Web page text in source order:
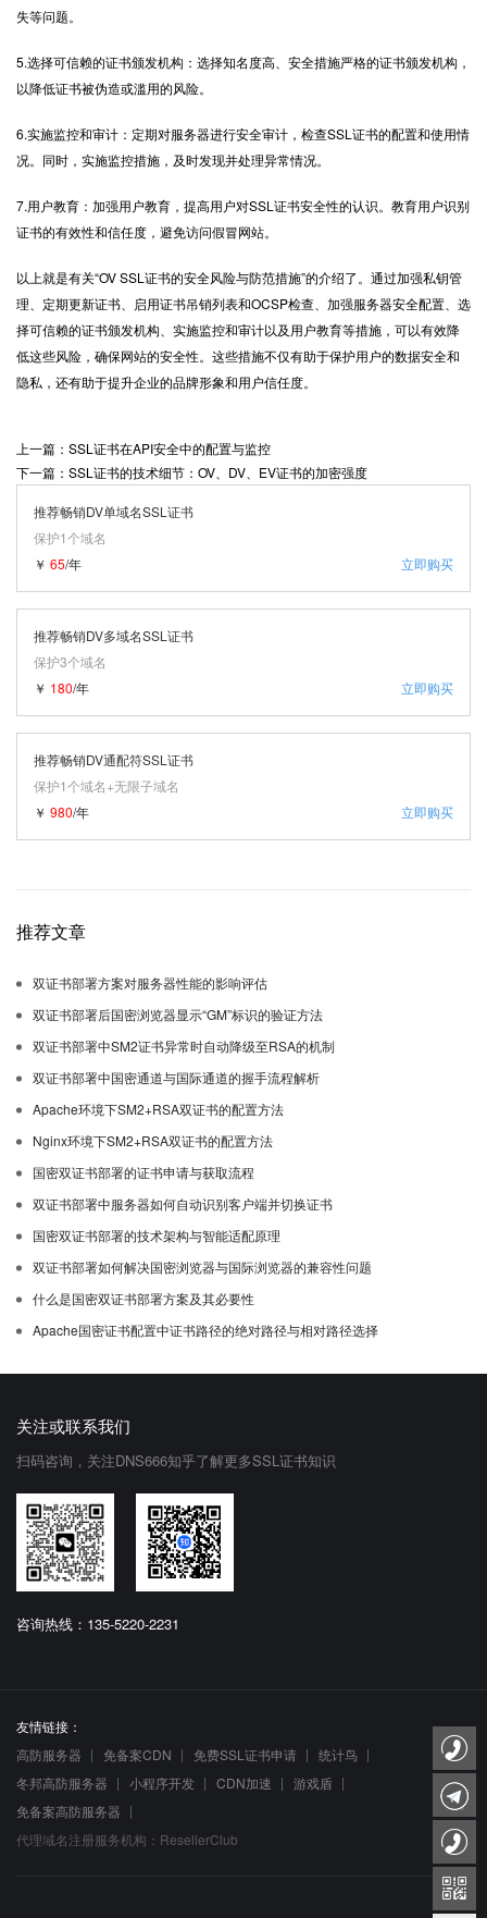
失等问题。
5.选择可信赖的证书颁发机构：选择知名度高、安全措施严格的证书颁发机构，
以降低证书被伪造或滥用的风险。
6.实施监控和审计：定期对服务器进行安全审计，检查SSL证书的配置和使用情
况。同时，实施监控措施，及时发现并处理异常情况。
7.用户教育：加强用户教育，提高用户对SSL证书安全性的认识。教育用户识别
证书的有效性和信任度，避免访问假冒网站。
以上就是有关“OV SSL证书的安全风险与防范措施”的介绍了。通过加强私钥管
理、定期更新证书、启用证书吊销列表和OCSP检查、加强服务器安全配置、选
择可信赖的证书颁发机构、实施监控和审计以及用户教育等措施，可以有效降
低这些风险，确保网站的安全性。这些措施不仅有助于保护用户的数据安全和
隐私，还有助于提升企业的品牌形象和用户信任度。
上一篇：SSL证书在API安全中的配置与监控
下一篇：SSL证书的技术细节：OV、DV、EV证书的加密强度
推荐畅销DV单域名SSL证书
保护1个域名
立即购买
￥ 65/年
推荐畅销DV多域名SSL证书
保护3个域名
立即购买
￥ 180/年
推荐畅销DV通配符SSL证书
保护1个域名+无限子域名
立即购买
￥ 980/年
推荐文章
双证书部署方案对服务器性能的影响评估
双证书部署后国密浏览器显示“GM”标识的验证方法
双证书部署中SM2证书异常时自动降级至RSA的机制
双证书部署中国密通道与国际通道的握手流程解析
Apache环境下SM2+RSA双证书的配置方法
Nginx环境下SM2+RSA双证书的配置方法
国密双证书部署的证书申请与获取流程
双证书部署中服务器如何自动识别客户端并切换证书
国密双证书部署的技术架构与智能适配原理
双证书部署如何解决国密浏览器与国际浏览器的兼容性问题
什么是国密双证书部署方案及其必要性
Apache国密证书配置中证书路径的绝对路径与相对路径选择
关注或联系我们
扫码咨询，关注DNS666知乎了解更多SSL证书知识
咨询热线：135-5220-2231
友情链接：
高防服务器
免备案CDN 免费SSL证书申请
统计鸟
冬邦高防服务器
小程序开发 CDN加速
游戏盾
免备案高防服务器
代理域名注册服务机构：ResellerClub